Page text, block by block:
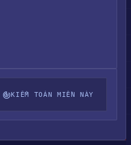
KIỂM TOÁN MIỀN NÀY